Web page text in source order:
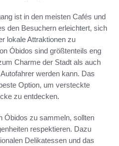
ist in den meisten Cafés und
den Besuchern erleichtert, sich
lokale Attraktionen zu
Óbidos sind größtenteils eng
Charme der Stadt als auch
werden kann. Das
Option, um versteckte
zu entdecken.
Óbidos zu sammeln, sollten
respektieren. Dazu
Delikatessen und das